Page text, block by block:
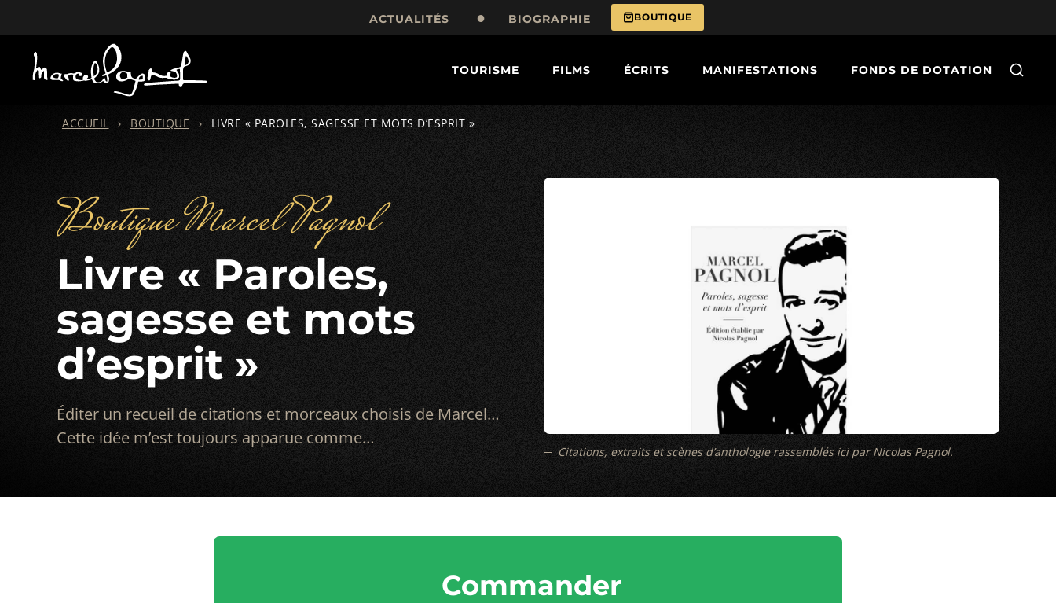
ACTUALITÉS BIOGRAPHIE BOUTIQUE
TOURISME FILMS ÉCRITS MANIFESTATIONS FONDS DE DOTATION
ACCUEIL › BOUTIQUE › LIVRE « PAROLES, SAGESSE ET MOTS D’ESPRIT »
Boutique Marcel Pagnol
Livre « Paroles,
sagesse et mots
d’esprit »
Éditer un recueil de citations et morceaux choisis de Marcel…
Cette idée m’est toujours apparue comme…
Citations, extraits et scènes d’anthologie rassemblés ici par Nicolas Pagnol.
Commander